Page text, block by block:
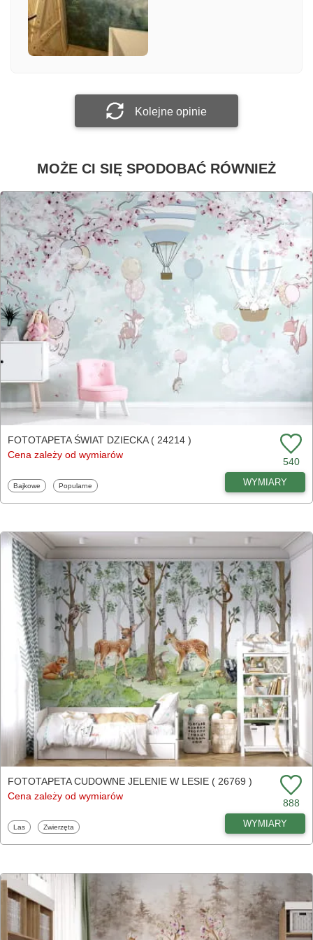
Załącz zdjęcie
Kolejne opinie
MOŻE CI SIĘ SPODOBAĆ RÓWNIEŻ
FOTOTAPETA ŚWIAT DZIECKA ( 24214 )
Cena zależy od wymiarów
540
Fototapety
Bajkowe Fototapety
Popularne WYMIARY
FOTOTAPETA CUDOWNE JELENIE W LESIE ( 26769 )
Cena zależy od wymiarów
888
Fototapety
Las Fototapety
Zwierzęta WYMIARY